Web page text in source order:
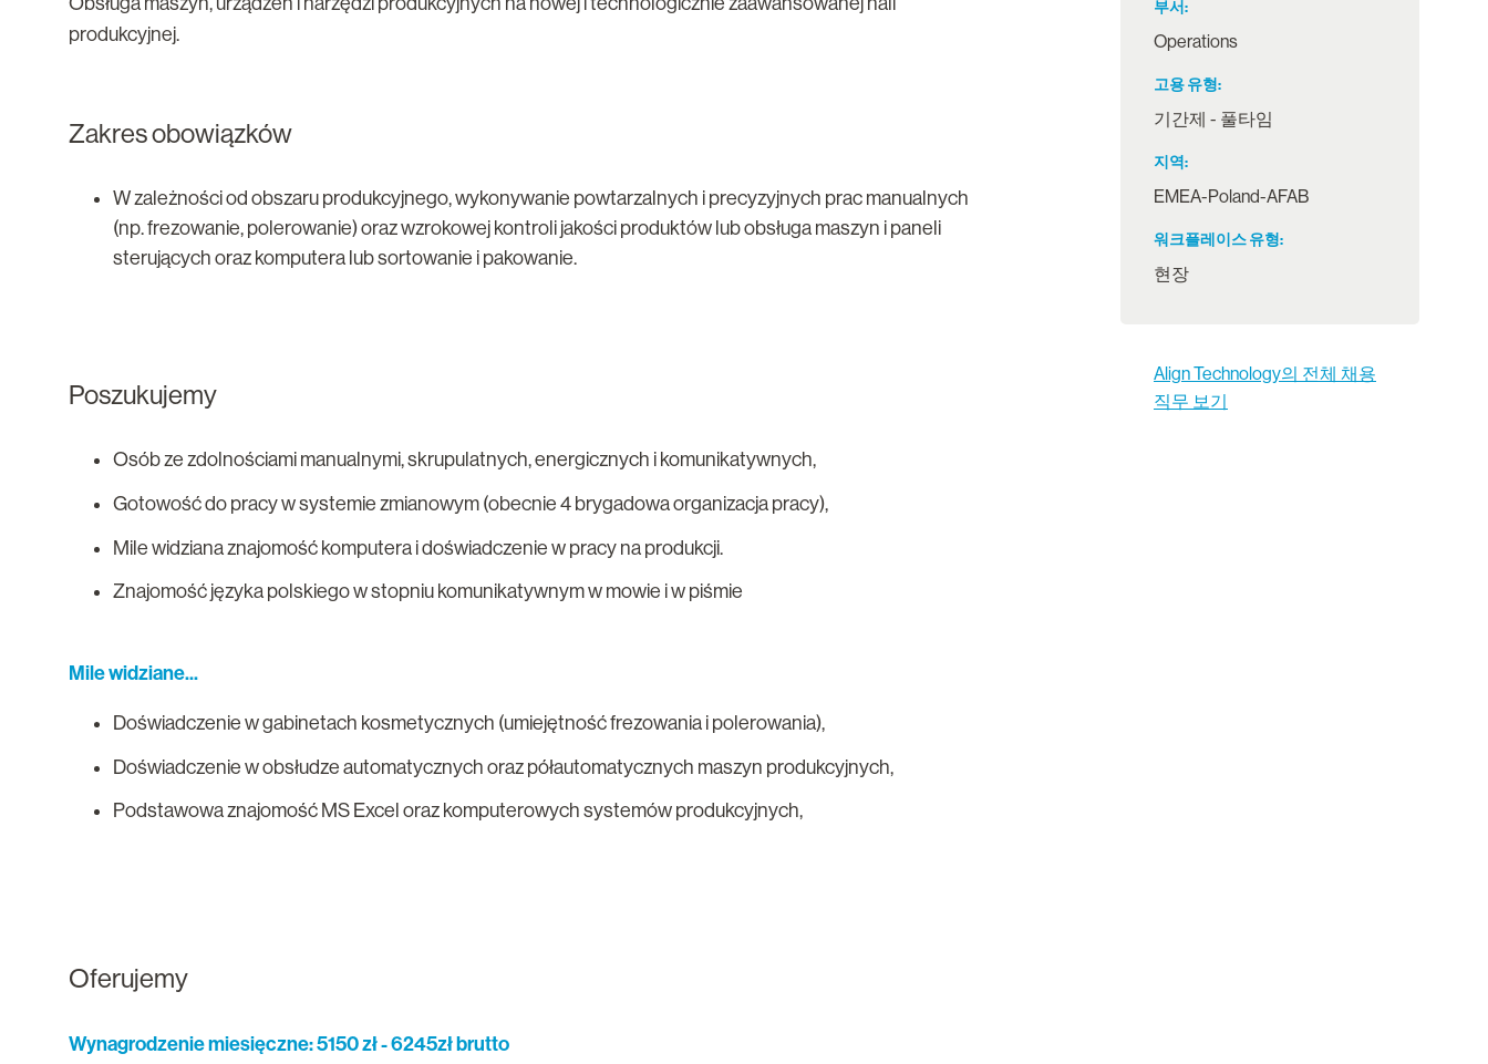
produkcyjnej.
Zakres obowiązków
W zależności od obszaru produkcyjnego, wykonywanie powtarzalnych i precyzyjnych prac manualnych
(np. frezowanie, polerowanie) oraz wzrokowej kontroli jakości produktów lub obsługa maszyn i paneli
sterujących oraz komputera lub sortowanie i pakowanie.
Poszukujemy
Osób ze zdolnościami manualnymi, skrupulatnych, energicznych i komunikatywnych,
Gotowość do pracy w systemie zmianowym (obecnie 4 brygadowa organizacja pracy),
Mile widziana znajomość komputera i doświadczenie w pracy na produkcji.
Znajomość języka polskiego w stopniu komunikatywnym w mowie i w piśmie
Mile widziane...
Doświadczenie w gabinetach kosmetycznych (umiejętność frezowania i polerowania),
Doświadczenie w obsłudze automatycznych oraz półautomatycznych maszyn produkcyjnych,
Podstawowa znajomość MS Excel oraz komputerowych systemów produkcyjnych,
Oferujemy
Wynagrodzenie miesięczne: 5150 zł - 6245zł brutto
부서
Operations
고용 유형
기간제 - 풀타임
지역
EMEA-Poland-AFAB
워크플레이스 유형
현장
Align Technology의 전체 채용
직무 보기